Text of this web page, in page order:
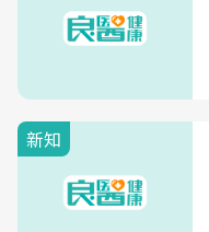
新知